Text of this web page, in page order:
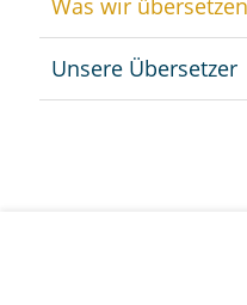
Was wir übersetzen
Unsere Übersetzer